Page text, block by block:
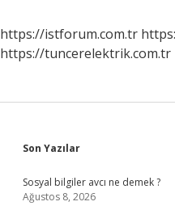
https://istforum.com.tr
https://tuncerelektrik.com.tr
Sidebar
Son Yazılar
Sosyal bilgiler avcı ne demek ?
Ağustos 8, 2026